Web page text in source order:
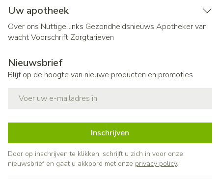
Uw apotheek
Over ons Nuttige links Gezondheidsnieuws Apotheker van
wachtVoorschrift Zorgtarieven
Nieuwsbrief
Blijf op de hoogte van nieuwe producten en promoties
Inschrijven
Door op inschrijven te klikken, schrijft u zich in voor onze
nieuwsbrief en gaat u akkoord met onze privacy policy.